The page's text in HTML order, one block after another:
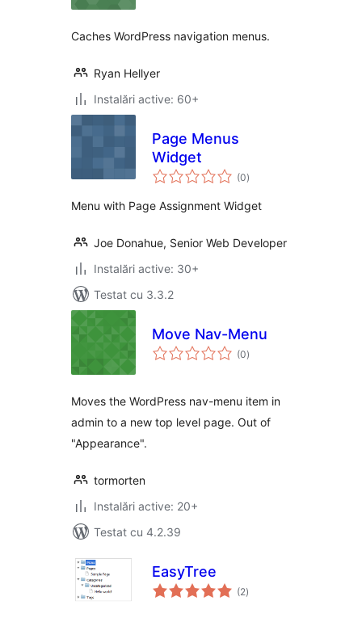
Caches WordPress navigation menus.
Ryan Hellyer
Instalări active: 60+
Page Menus
Widget
(0total
aprecieri
)
Menu with Page Assignment Widget
Joe Donahue, Senior Web Developer
Instalări active: 30+
Testat cu 3.3.2
Move Nav-Menu
(0total
aprecieri
)
Moves the WordPress nav-menu item in
admin to a new top level page. Out of
"Appearance".
tormorten
Instalări active: 20+
Testat cu 4.2.39
EasyTree
(2total
aprecieri
)